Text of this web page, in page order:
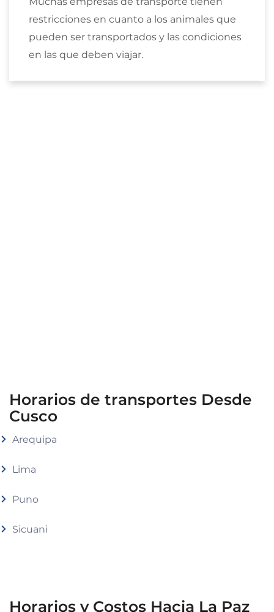
restricciones en cuanto a los animales que
pueden ser transportados y las condiciones
en las que deben viajar.
Horarios de transportes Desde
Cusco
Arequipa
Lima
Puno
Sicuani
Horarios y Costos Hacia La Paz